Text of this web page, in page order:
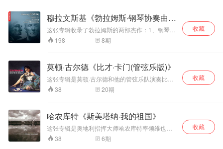
他因不满比赛评奖
结果愤然退出评委
会，当场离席。而
就在风波同期，他
接连举办两场独
这套录音正是这两
场轰动波兰的演出
实况留存。当时波
兰媒体评价这场演
出结束后他收到妻
子的祝贺电报，这
场音乐会也成为他
职业生涯中年巅峰
乐章诙谐曲不是单
纯快的谐谑曲，骨
子里是玛祖卡舞
曲，第一、三拍并
节奏。第一乐章悲
剧风暴过后，第二
乐章玛祖卡代表“毁
灭之下绝不妥协的
波兰精神”，不追求
度，突出内在张
力。第三乐章《葬
礼进行曲》，傅聪
版本不以巨大轰鸣
透，歌唱性极强，
触键音色温润，对
复调层次处理是一
戏剧化的处理方
式。 这版录音在伦
敦完成，钢琴音色
饱满自然，动态范
Op.62都是肖邦晚
期杰作：c小调
穆拉文斯基《勃拉姆斯·钢琴协奏曲、
交响曲
这张专辑收录了勃拉姆斯的两部杰作：1、钢琴家
李赫特与穆拉文斯基指挥的列宁格勒爱乐乐团合
作，演奏《第二钢琴协奏曲》；2、穆拉文斯基指
辑提供了一个不寻常的组合，勃拉姆斯最受欢迎
的两部作品由两位毫无争议的俄罗斯大师演奏。
伟大的指挥家叶夫根尼·穆拉文斯基在《第三交响
曲》中指挥他的列宁格勒爱乐乐团，在这两位艺
术家罕见的合作作品中，钢琴家斯维亚托斯拉夫·
是对两位传奇艺术家的致敬。
198 8期
收藏
莫顿·古尔德《比才·卡门(管弦乐版)》
这张专辑是莫顿·古尔德和他的管弦乐队演奏比才
的管弦乐版《卡门》。这是一张“低频动态凶猛、
高频通透、中频甜美，整张碟浑然一体”的发烧试
以音质优良著称，整个录音非常的平衡，特别是
在低频的处理上超一流水平，鼓点的清晰度很
高，弹性很好，具有良好的厚度，同时，音乐味
也十分完美，值得收藏。
38 20期
收藏
哈农库特《斯美塔纳·我的祖国》
这张专辑是奥地利指挥大师哈农库特率领维也纳
爱乐乐团，演奏斯美塔纳《我的祖国》。 交响诗
组曲《我的祖国》是捷克作曲家斯美塔纳一首著
38 6期
收藏